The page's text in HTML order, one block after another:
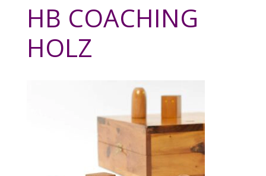
HB COACHING
HOLZ